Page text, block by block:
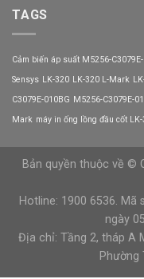
TAGS
Cảm biến áp suất M5256-
Sensys LK-320 LK-320 L-Mark
C3079E-010BG M5256-C3079E-
Mark máy in ống lồng đầu cốt
Bản quyền thuộc về ©
Hotline: 1900 6536. Mã
ngày
Địa chỉ: Tầng 2, tháp A
Phường